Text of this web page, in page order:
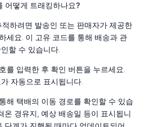
떻게 트래킹하나요?
하려면 발송인 또는 판매자가 제공한
세요. 이 고유 코드를 통해 배송과 관
할 수 있습니다.
를 입력한 후 확인 버튼을 누르세요.
자동으로 표시됩니다.
해 택배의 이동 경로를 확인할 수 있습
온 경유지, 예상 배송일 등이 표시됩니